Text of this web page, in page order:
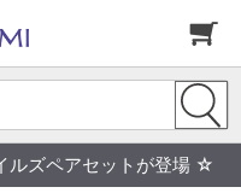
ルズペアセットが登場 ☆